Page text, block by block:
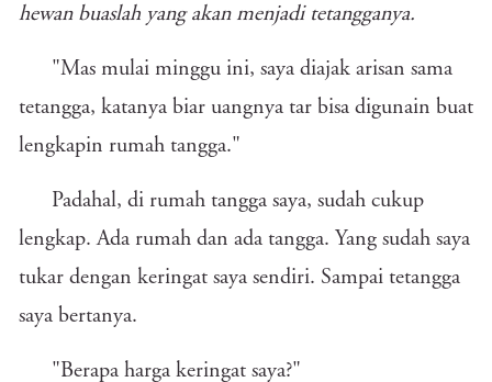
hewan buaslah yang akan menjadi tetangganya.
"Mas mulai minggu ini, saya diajak arisan sama
tetangga, katanya biar uangnya tar bisa digunain buat
lengkapin rumah tangga."
Padahal, di rumah tangga saya, sudah cukup
lengkap. Ada rumah dan ada tangga. Yang sudah saya
tukar dengan keringat saya sendiri. Sampai tetangga
saya bertanya.
"Berapa harga keringat saya?"